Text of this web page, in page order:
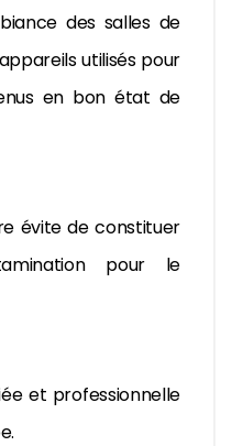
des salles de
utilisés pour
en bon état de
évite de constituer
pour le
et professionnelle